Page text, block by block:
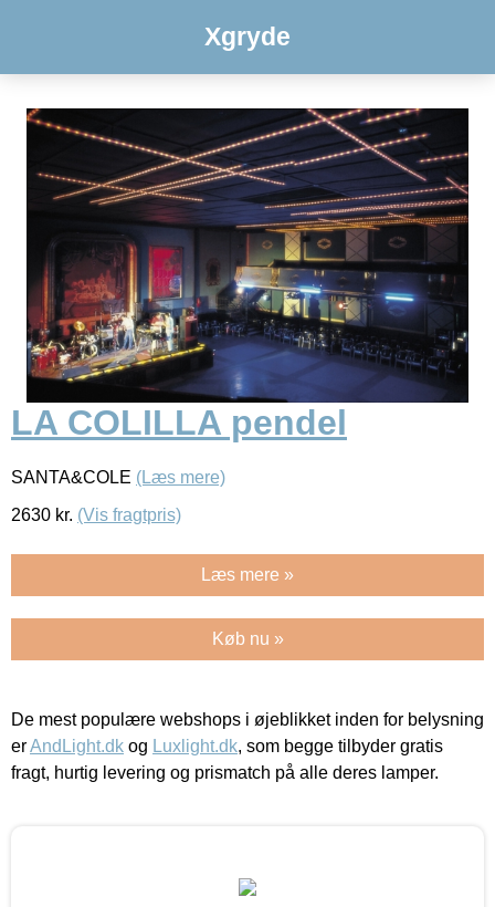
Xgryde
LA COLILLA pendel
SANTA&COLE (Læs mere)
2630 kr. (Vis fragtpris)
Læs mere »
Køb nu »
De mest populære webshops i øjeblikket inden for belysning
erAndLight.dk og Luxlight.dk, som begge tilbyder gratis
fragt, hurtig levering og prismatch på alle deres lamper.